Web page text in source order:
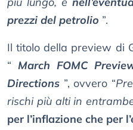
prezzi del petrolio ”.
Il titolo della preview di
“ March FOMC
Directions ”, ovvero “
rischi più alti in
per l’inflazione che per